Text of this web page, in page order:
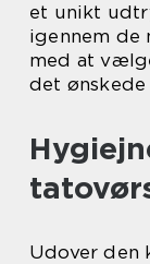
et unikt
igennem de
med at
det
Udover den